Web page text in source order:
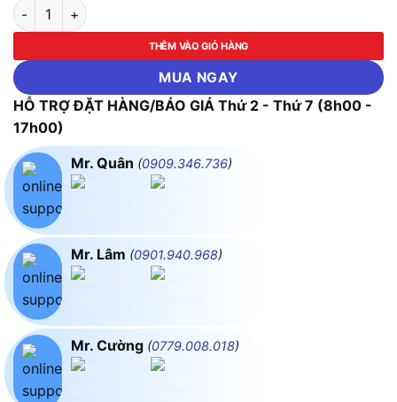
Biến Áp 3 Pha Tự Ngẫu 60KVA FUSHIN 380V/220V - Dây
THÊM VÀO GIỎ HÀNG
MUA NGAY
HỖ TRỢ ĐẶT HÀNG/BÁO GIÁ Thứ 2 - Thứ 7 (8h00 -
17h00)
Mr. Quân (0909.346.736)
Mr. Lâm (0901.940.968)
Mr. Cường (0779.008.018)